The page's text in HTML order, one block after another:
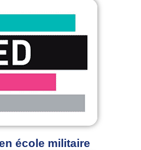
école militaire